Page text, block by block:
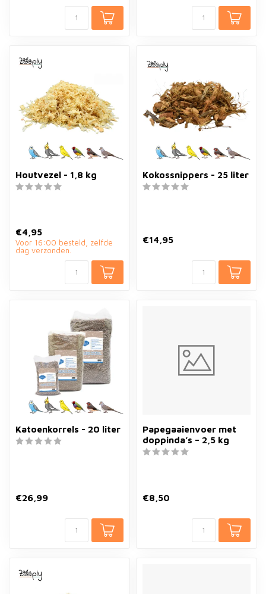
Houtvezel - 1,8 kg
€4,95
Voor 16:00 besteld, zelfde
dag verzonden.
Kokossnippers - 25 liter
€14,95
Katoenkorrels - 20 liter
€26,99
Papegaaienvoer met
doppinda’s – 2,5 kg
€8,50